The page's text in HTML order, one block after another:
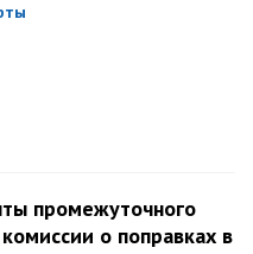
промежуточного
о поправках в